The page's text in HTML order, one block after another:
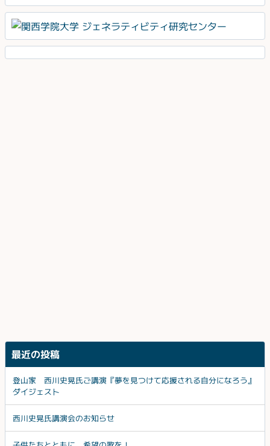
最近の投稿
登山家 西川史晃氏ご講演『夢を見つけて応援される自分になろう』
ダイジェスト
西川史晃氏講演会のお知らせ